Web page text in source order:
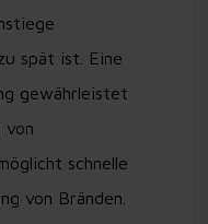
spät ist. Eine
gewährleistet
von
schnelle
von Bränden.